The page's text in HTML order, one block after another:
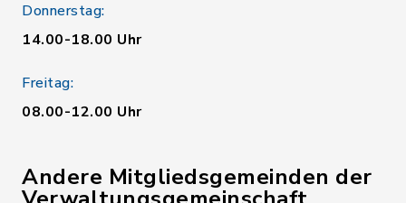
Donnerstag:
14.00-18.00 Uhr
Freitag:
08.00-12.00 Uhr
Andere Mitgliedsgemeinden der